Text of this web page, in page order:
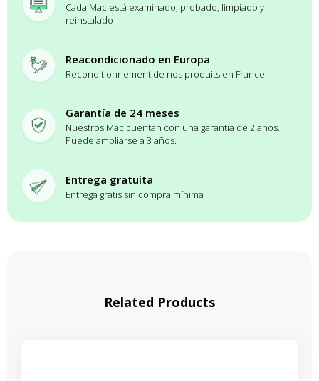
Cada Mac está examinado, probado, limpiado y
reinstalado
Reacondicionado en Europa
Reconditionnement de nos produits en France
Garantía de 24 meses
Nuestros Mac cuentan con una garantía de 2 años.
Puede ampliarse a 3 años.
Entrega gratuita
Entrega gratis sin compra mínima
Related Products